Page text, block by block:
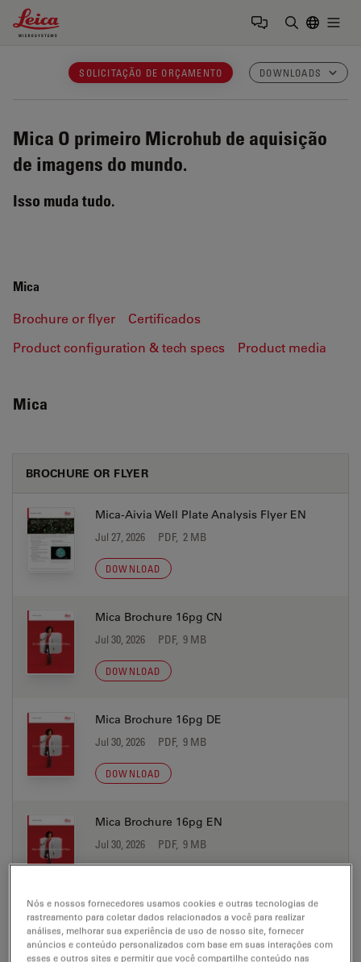
Leica Microsystems Logo
SOLICITAÇÃO DE ORÇAMENTO DOWNLOADS
Mica O primeiro Microhub de aquisição
de imagens do mundo.
Isso muda tudo.
Mica
Brochure or flyer
Certificados
Product configuration & tech specs
Product media
Mica
BROCHURE OR FLYER
Mica-Aivia Well Plate Analysis Flyer EN
Jul 27, 2026 PDF, 2 MB
DOWNLOAD
Mica Brochure 16pg CN
Jul 30, 2026 PDF, 9 MB
DOWNLOAD
Mica Brochure 16pg DE
Jul 30, 2026 PDF, 9 MB
DOWNLOAD
Mica Brochure 16pg EN
Jul 30, 2026 PDF, 9 MB
Mica Brochure 16pg ES
Jul 30, 2026 PDF, 9 MB
Nós e nossos fornecedores usamos cookies e outras tecnologias de
rastreamento para coletar dados relacionados a você para realizar
análises, melhorar sua experiência de uso de nosso site, fornecer
anúncios e conteúdo personalizados com base em suas interações com
esses e outros sites e permitir que você compartilhe conteúdo nas